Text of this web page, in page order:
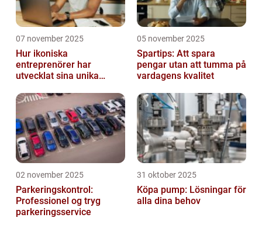
07 november 2025
Hur ikoniska
entreprenörer har
utvecklat sina unika
05 november 2025
Spartips: Att spara
pengar utan att tumma på
vardagens kvalitet
02 november 2025
Parkeringskontrol:
Professionel og tryg
parkeringsservice
31 oktober 2025
Köpa pump: Lösningar för
alla dina behov